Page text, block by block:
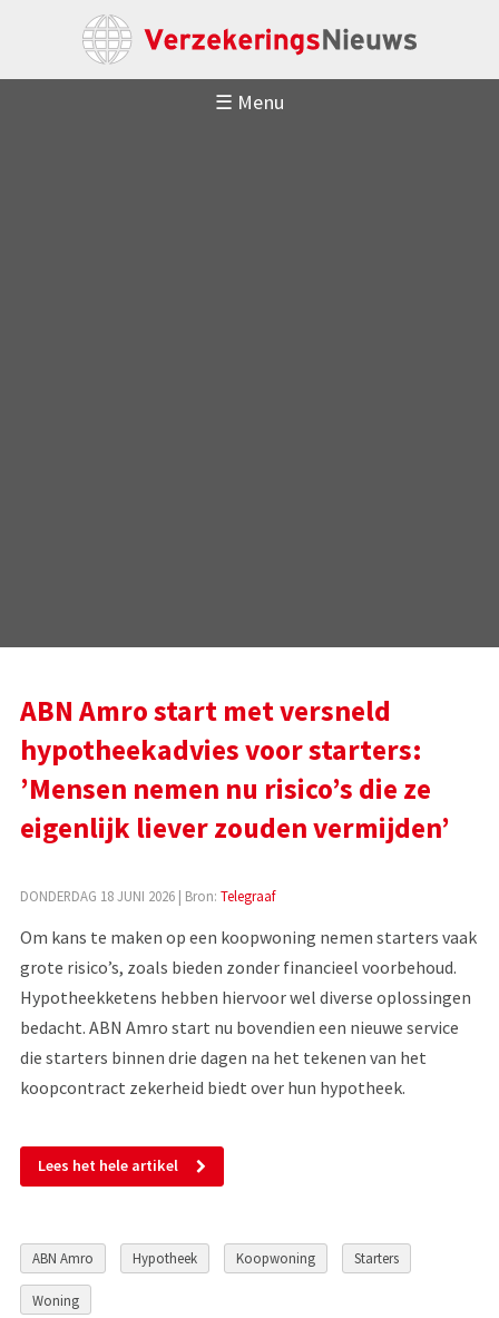
☰ Menu
ABN Amro start met versneld
hypotheekadvies voor starters:
’Mensen nemen nu risico’s die ze
eigenlijk liever zouden vermijden’
DONDERDAG 18 JUNI 2026| Bron: Telegraaf
Om kans te maken op een koopwoning nemen starters vaak
grote risico’s, zoals bieden zonder financieel voorbehoud.
Hypotheekketens hebben hiervoor wel diverse oplossingen
bedacht. ABN Amro start nu bovendien een nieuwe service
die starters binnen drie dagen na het tekenen van het
koopcontract zekerheid biedt over hun hypotheek.
Lees het hele artikel
ABN Amro Hypotheek Koopwoning Starters
Woning